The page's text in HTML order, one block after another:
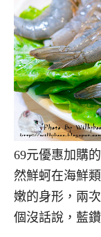
69元優惠加購
然鮮蚵在海鮮
嫩的身形，兩
個沒話說，藍